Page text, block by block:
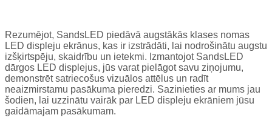
Rezumējot, SandsLED piedāvā augstākās klases nomas
LED displeju ekrānus, kas ir izstrādāti, lai nodrošinātu augstu
izšķirtspēju, skaidrību un ietekmi. Izmantojot SandsLED
dārgos LED displejus, jūs varat pielāgot savu ziņojumu,
demonstrēt satriecošus vizuālos attēlus un radīt
neaizmirstamu pasākuma pieredzi. Sazinieties ar mums jau
šodien, lai uzzinātu vairāk par LED displeju ekrāniem jūsu
gaidāmajam pasākumam.